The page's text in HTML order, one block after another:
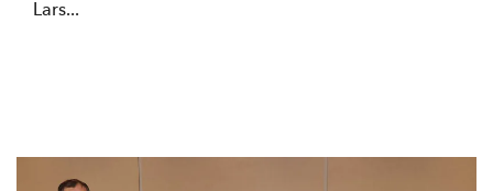
Lars...